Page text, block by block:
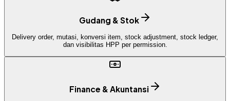
Gudang & Stok
Delivery order, mutasi, konversi item, stock adjustment, stock ledger,
dan visibilitas HPP per permission.
Finance & Akuntansi